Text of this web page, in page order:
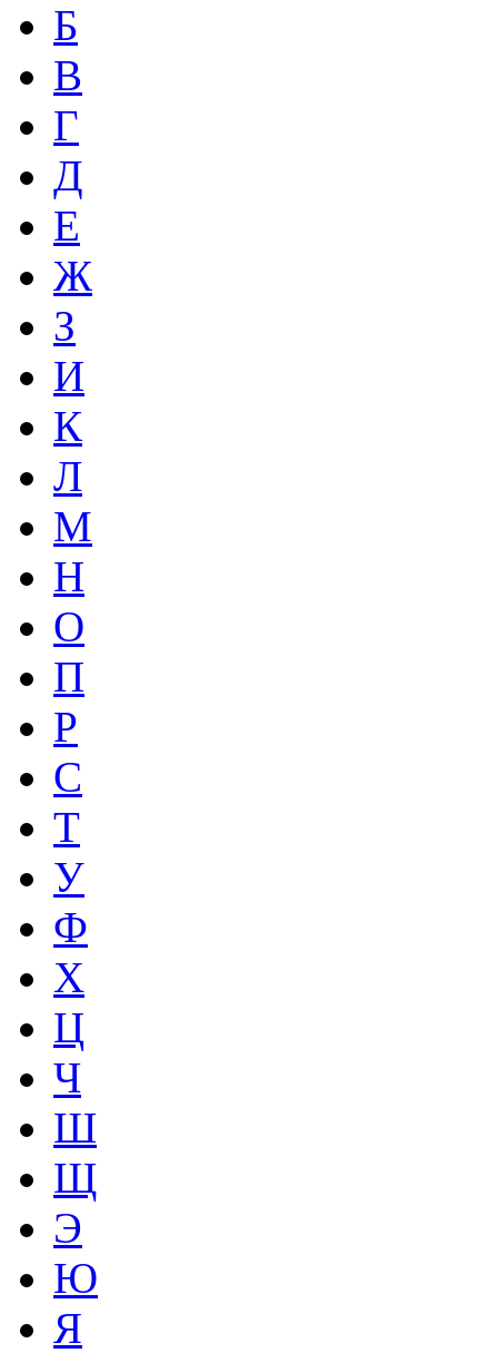
Б
В
Г
Д
Е
Ж
З
И
К
Л
М
Н
О
П
Р
С
Т
У
Ф
Х
Ц
Ч
Ш
Щ
Э
Ю
Я